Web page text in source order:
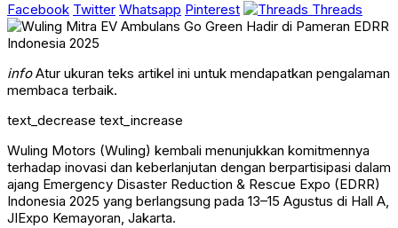
Facebook Twitter Whatsapp Pinterest Threads
infoAtur ukuran teks artikel ini untuk mendapatkan pengalaman
membaca terbaik.
text_decrease text_increase
Wuling Motors (Wuling) kembali menunjukkan komitmennya
terhadap inovasi dan keberlanjutan dengan berpartisipasi dalam
ajang Emergency Disaster Reduction & Rescue Expo (EDRR)
Indonesia 2025 yang berlangsung pada 13–15 Agustus di Hall A,
JIExpo Kemayoran, Jakarta.